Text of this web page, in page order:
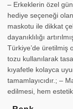
– Erkeklerin özel
hediye seçeneği
maskotu ile dikkat
dayanıklılığı
Türkiye’de üretilmiş
tozu kullanılarak
kıyafetle kolayca
tamamlayıcıdır.; –
edilmesi, hem